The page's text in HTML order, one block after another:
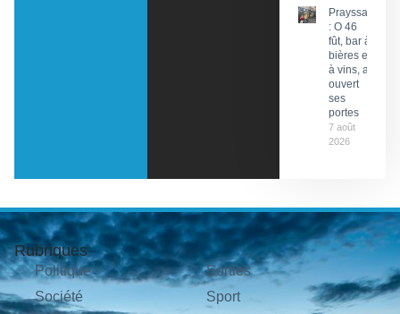
Prayssac
: O 46
fût, bar à
bières et
à vins, a
ouvert
ses
portes
7 août
2026
Rubriques
Politique
Société
Sorties
Sport